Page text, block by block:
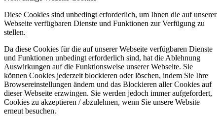
Diese Cookies sind unbedingt erforderlich, um Ihnen die auf unserer
Webseite verfügbaren Dienste und Funktionen zur Verfügung zu
stellen.
Da diese Cookies für die auf unserer Webseite verfügbaren Dienste
und Funktionen unbedingt erforderlich sind, hat die Ablehnung
Auswirkungen auf die Funktionsweise unserer Webseite. Sie
können Cookies jederzeit blockieren oder löschen, indem Sie Ihre
Browsereinstellungen ändern und das Blockieren aller Cookies auf
dieser Webseite erzwingen. Sie werden jedoch immer aufgefordert,
Cookies zu akzeptieren / abzulehnen, wenn Sie unsere Website
erneut besuchen.